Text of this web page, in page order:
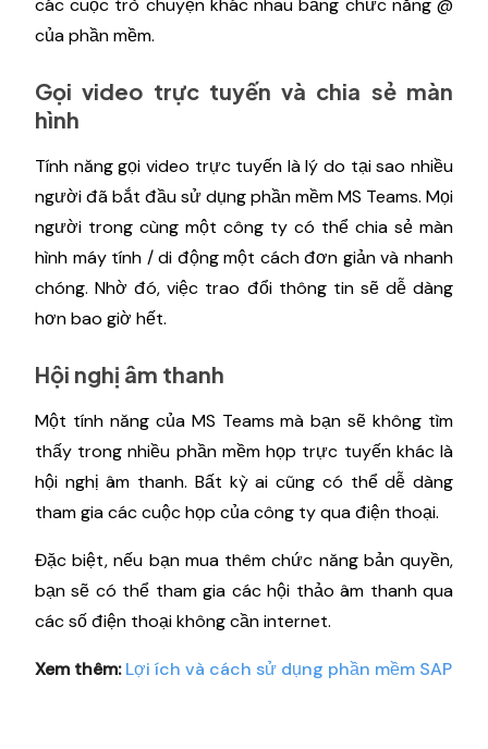
các cuộc trò chuyện khác nhau bằng chức năng @
của phần mềm.
Gọi video trực tuyến và chia sẻ màn
hình
Tính năng gọi video trực tuyến là lý do tại sao nhiều
người đã bắt đầu sử dụng phần mềm MS Teams. Mọi
người trong cùng một công ty có thể chia sẻ màn
hình máy tính / di động một cách đơn giản và nhanh
chóng. Nhờ đó, việc trao đổi thông tin sẽ dễ dàng
hơn bao giờ hết.
Hội nghị âm thanh
Một tính năng của MS Teams mà bạn sẽ không tìm
thấy trong nhiều phần mềm họp trực tuyến khác là
hội nghị âm thanh. Bất kỳ ai cũng có thể dễ dàng
tham gia các cuộc họp của công ty qua điện thoại.
Đặc biệt, nếu bạn mua thêm chức năng bản quyền,
bạn sẽ có thể tham gia các hội thảo âm thanh qua
các số điện thoại không cần internet.
Xem thêm: Lợi ích và cách sử dụng phần mềm SAP